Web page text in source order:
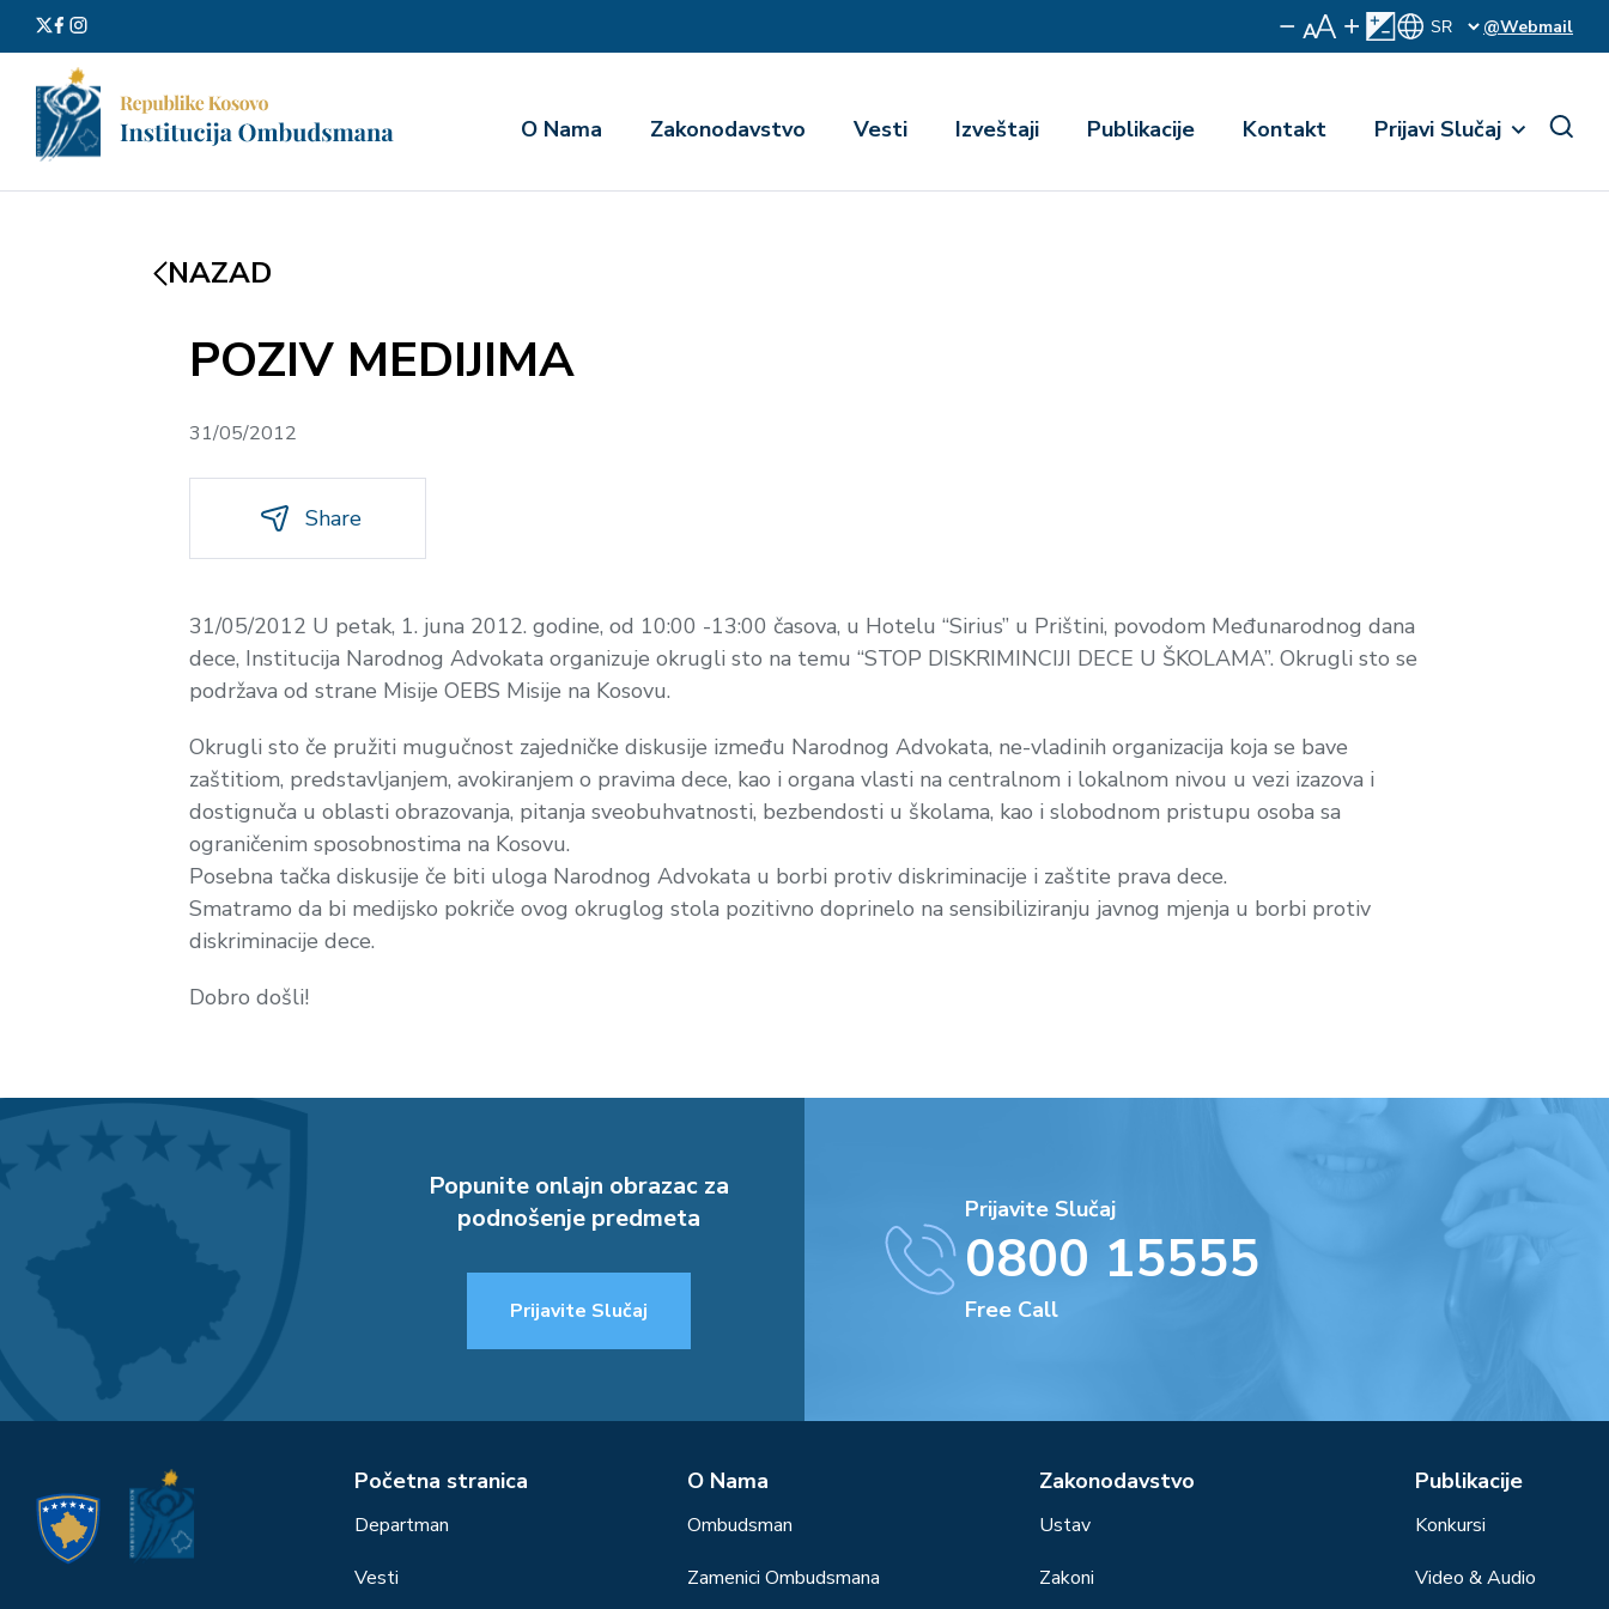
@Webmail
О Nama Zakonodavstvo Vesti Izveštaji Publikacije Kontakt Prijavi Slučaj
NAZAD
POZIV MEDIJIMA
31/05/2012
Share
31/05/2012 U petak, 1. juna 2012. godine, od 10:00 -13:00 časova, u Hotelu “Sirius” u Prištini, povodom Međunarodnog dana
dece, Institucija Narodnog Advokata organizuje okrugli sto na temu “STOP DISKRIMINCIJI DECE U ŠKOLAMA”. Okrugli sto se
podržava od strane Misije OEBS Misije na Kosovu.
Okrugli sto če pružiti mugučnost zajedničke diskusije između Narodnog Advokata, ne-vladinih organizacija koja se bave
zaštitiom, predstavljanjem, avokiranjem o pravima dece, kao i organa vlasti na centralnom i lokalnom nivou u vezi izazova i
dostignuča u oblasti obrazovanja, pitanja sveobuhvatnosti, bezbendosti u školama, kao i slobodnom pristupu osoba sa
ograničenim sposobnostima na Kosovu.
Posebna tačka diskusije če biti uloga Narodnog Advokata u borbi protiv diskriminacije i zaštite prava dece.
Smatramo da bi medijsko pokriče ovog okruglog stola pozitivno doprinelo na sensibiliziranju javnog mjenja u borbi protiv
diskriminacije dece.
Dobro došli!
Popunite onlajn obrazac za
podnošenje predmeta
Prijavite Slučaj
Prijavite Slučaj
0800 15555
Free Call
Početna stranica
Departman
Vesti
О Nama
Ombudsman
Zamenici Ombudsmana
Zakonodavstvo
Ustav
Zakoni
Publikacije
Konkursi
Video & Audio